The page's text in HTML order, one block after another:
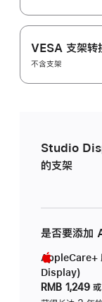
VESA 支架转
不含支架
Studio
的支架
是否要添加
AppleCare+
Display)
RMB 1,249 或